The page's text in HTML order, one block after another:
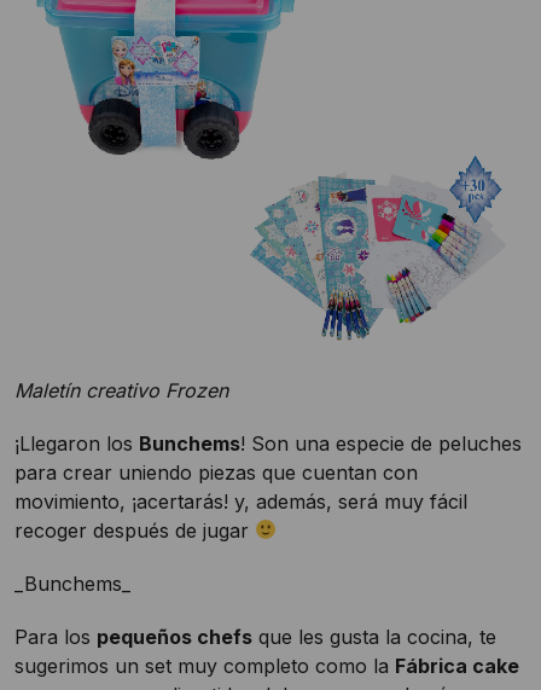
Maletín creativo Frozen
¡Llegaron los Bunchems! Son una especie de peluches
para crear uniendo piezas que cuentan con
movimiento, ¡acertarás! y, además, será muy fácil
recoger después de jugar
_Bunchems_
Para los pequeños chefs que les gusta la cocina, te
sugerimos un set muy completo como la Fábrica cake